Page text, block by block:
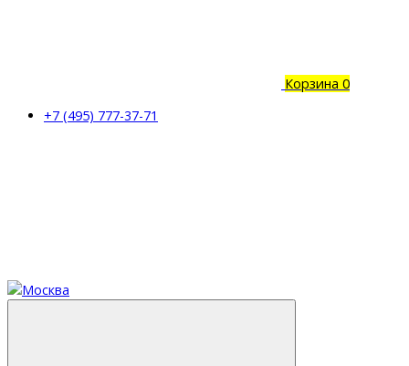
Корзина 0
+7 (495) 777-37-71